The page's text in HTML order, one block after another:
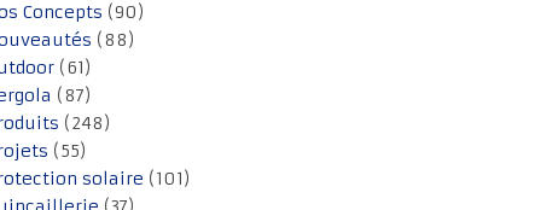
Concepts (90)
(88)
(61)
(87)
(248)
(55)
solaire (101)